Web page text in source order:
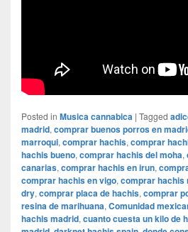
Posted in Musica cannabica | Tagged
madrid, comprar buenos porros en
marroqui, comprar hachis, comprar
hachis bueno, comprar hachis del moha,
canarias, comprar hachis en irun,
comprar hachis en vigo, comprar hachis
dry, comprar placa de hachis, comprar
resina de marihuana, Comunidad
hachis madrid, cuanto cuesta un kilo de